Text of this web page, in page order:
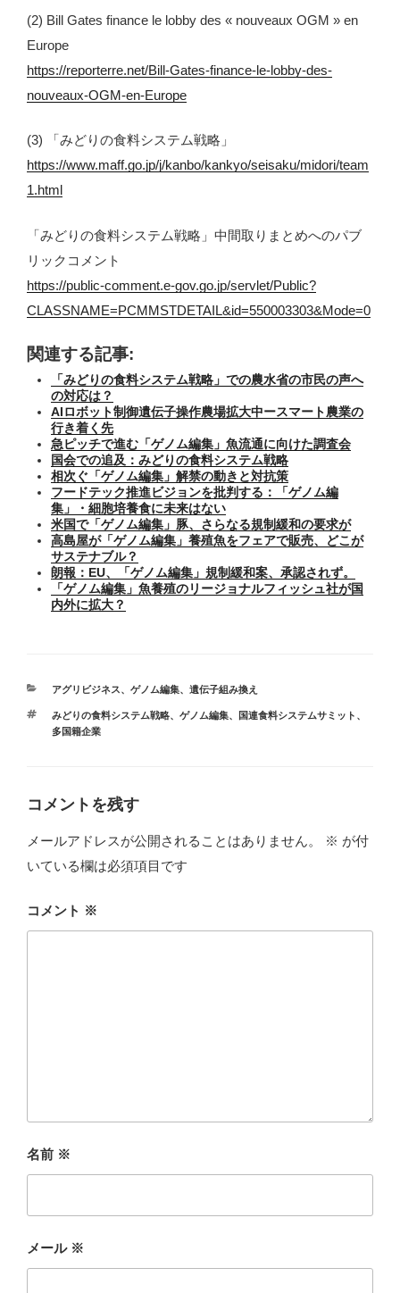
(2) Bill Gates finance le lobby des « nouveaux OGM » en
Europe
https://reporterre.net/Bill-Gates-finance-le-lobby-des-
nouveaux-OGM-en-Europe
(3) 「みどりの食料システム戦略」
https://www.maff.go.jp/j/kanbo/kankyo/seisaku/midori/team
1.html
「みどりの食料システム戦略」中間取りまとめへのパブ
リックコメント
https://public-comment.e-gov.go.jp/servlet/Public?
CLASSNAME=PCMMSTDETAIL&id=550003303&Mode=0
関連する記事:
「みどりの食料システム戦略」での農水省の市民の声へ
の対応は？
AIロボット制御遺伝子操作農場拡大中ースマート農業の
行き着く先
急ピッチで進む「ゲノム編集」魚流通に向けた調査会
国会での追及：みどりの食料システム戦略
相次ぐ「ゲノム編集」解禁の動きと対抗策
フードテック推進ビジョンを批判する：「ゲノム編
集」・細胞培養食に未来はない
米国で「ゲノム編集」豚、さらなる規制緩和の要求が
高島屋が「ゲノム編集」養殖魚をフェアで販売、どこが
サステナブル？
朗報：EU、「ゲノム編集」規制緩和案、承認されず。
「ゲノム編集」魚養殖のリージョナルフィッシュ社が国
内外に拡大？
カ
ゴ
リ
アグリビジネス、 ゲノム編集、 遺伝子組み換え
タ
グ
みどりの食料システム戦略、 ゲノム編集、 国連食料システムサミット 、
多国籍企業
コメントを残す
メールアドレスが公開されることはありません。 ※ が付
いている欄は必須項目です
コメント ※
名前 ※
メール ※